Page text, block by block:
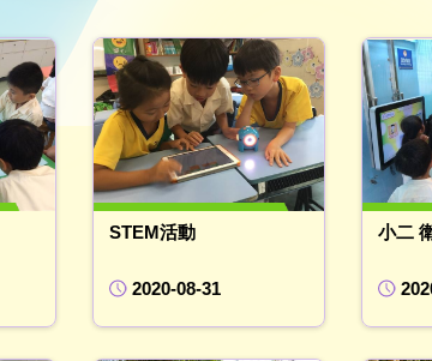
STEM活動
2020-08-31
小二